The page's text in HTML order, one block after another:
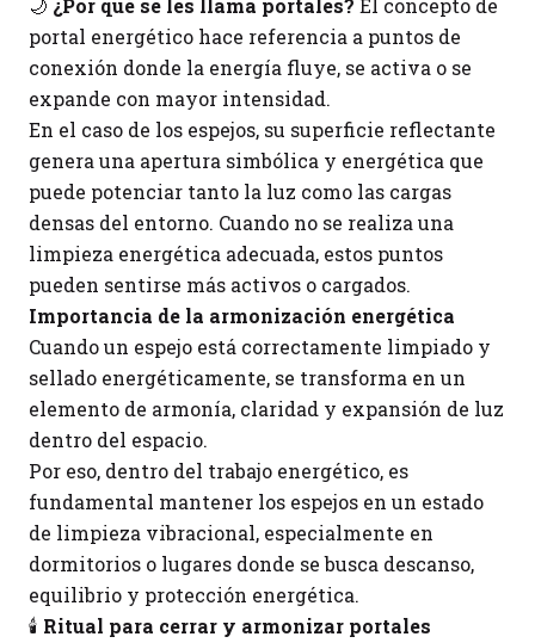
🌙 ¿Por qué se les llama portales? El concepto de
portal energético hace referencia a puntos de
conexión donde la energía fluye, se activa o se
expande con mayor intensidad.
En el caso de los espejos, su superficie reflectante
genera una apertura simbólica y energética que
puede potenciar tanto la luz como las cargas
densas del entorno. Cuando no se realiza una
limpieza energética adecuada, estos puntos
pueden sentirse más activos o cargados.
Importancia de la armonización energética
Cuando un espejo está correctamente limpiado y
sellado energéticamente, se transforma en un
elemento de armonía, claridad y expansión de luz
dentro del espacio.
Por eso, dentro del trabajo energético, es
fundamental mantener los espejos en un estado
de limpieza vibracional, especialmente en
dormitorios o lugares donde se busca descanso,
equilibrio y protección energética.
🕯️ Ritual para cerrar y armonizar portales